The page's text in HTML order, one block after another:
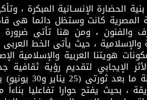
الإنسـانية المبكرة ،
المصرية كانت وستظل دائما هى
والفنون ، ومن هنا تأتى
والإسلامية ، حيث يأتى الخط
هويتنا العربية والإسلامية
الإيجابي لتقديم رؤية ثقافية
مضمون ثقافى قادر على إثراء
، بحيث يفتح حوارا تفاعليا بناءاً